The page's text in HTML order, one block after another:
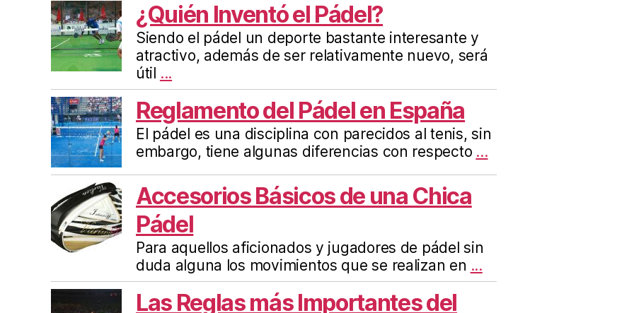
¿Quién Inventó el Pádel?
Siendo el pádel un deporte bastante interesante y
atractivo, además de ser relativamente nuevo, será
útil ...
Reglamento del Pádel en España
El pádel es una disciplina con parecidos al tenis, sin
embargo, tiene algunas diferencias con respecto ...
Accesorios Básicos de una Chica
Pádel
Para aquellos aficionados y jugadores de pádel sin
duda alguna los movimientos que se realizan en ...
Las Reglas más Importantes del